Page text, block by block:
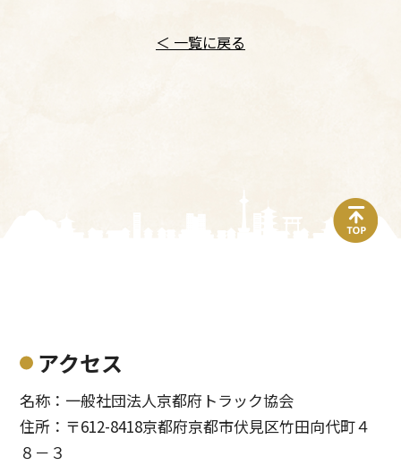
＜ 一覧に戻る
top
アクセス
名称：一般社団法人京都府トラック協会
住所：〒612-8418京都府京都市伏見区竹田向代町４
８－３